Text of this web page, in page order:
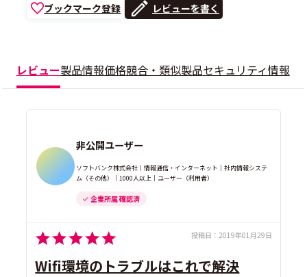
ブックマーク登録 レビューを書く
レビュー製品情報価格競合・類似製品セキュリティ情報
非公開ユーザー
ソフトバンク株式会社｜情報通信・インターネット｜社内情報システ
ム（その他）｜1000人以上｜ユーザー（利用者）
企業所属 確認済
投稿日： 2019年01月29日
Wifi環境のトラブルはこれで解決